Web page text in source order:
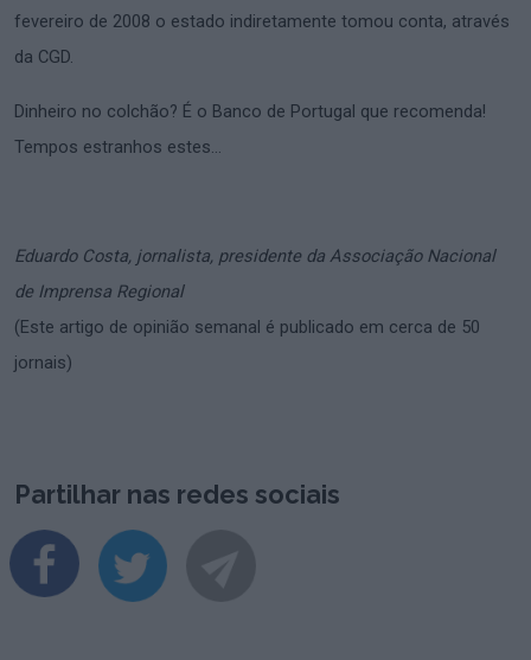
fevereiro de 2008 o estado indiretamente tomou conta, através
da CGD.
Dinheiro no colchão? É o Banco de Portugal que recomenda!
Tempos estranhos estes…
Eduardo Costa, jornalista, presidente da Associação Nacional
de Imprensa Regional
(Este artigo de opinião semanal é publicado em cerca de 50
jornais)
Partilhar nas redes sociais